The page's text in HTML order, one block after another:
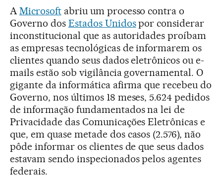
AMicrosoftabriu um processo contra o
Governo dos Estados Unidospor considerar
inconstitucional que as autoridades proíbam
as empresas tecnológicas de informarem os
clientes quando seus dados eletrônicos ou e-
mails estão sob vigilância governamental. O
gigante da informática afirma que recebeu do
Governo, nos últimos 18 meses, 5.624 pedidos
de informação fundamentados na lei de
Privacidade das Comunicações Eletrônicas e
que, em quase metade dos casos (2.576), não
pôde informar os clientes de que seus dados
estavam sendo inspecionados pelos agentes
federais.